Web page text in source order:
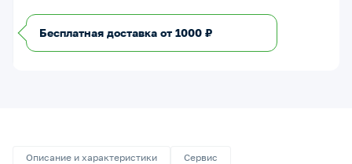
Бесплатная доставка от 1000 ₽
Описание и характеристики
Сервис